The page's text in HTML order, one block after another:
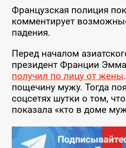
Французская полиция
комментирует
падения.
Перед началом
президент Франции
получил по лицу от жены
пощечину мужу. Тогда
соцсетях шутки о том,
показала «кто в доме